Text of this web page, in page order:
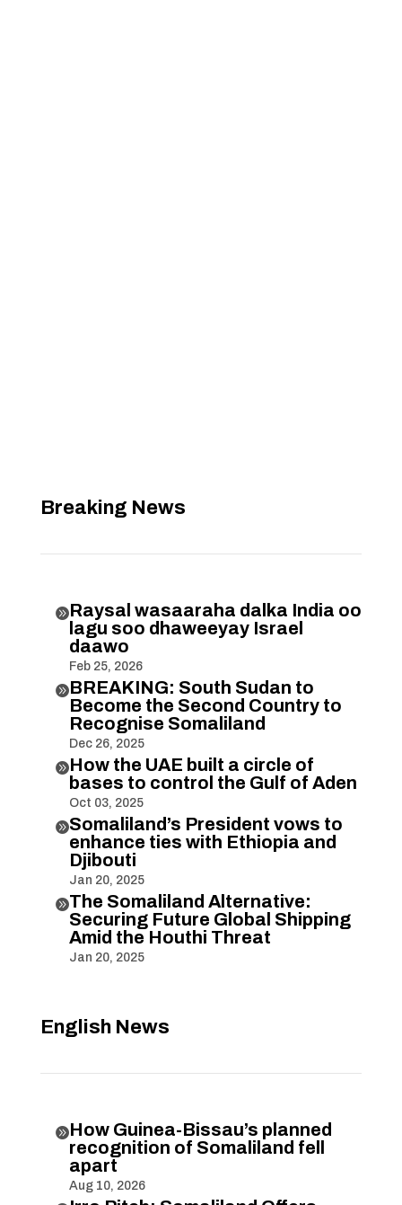
Breaking News
Raysal wasaaraha dalka India oo
lagu soo dhaweeyay Israel
daawo
Feb 25, 2026
BREAKING: South Sudan to
Become the Second Country to
Recognise Somaliland
Dec 26, 2025
How the UAE built a circle of
bases to control the Gulf of Aden
Oct 03, 2025
Somaliland’s President vows to
enhance ties with Ethiopia and
Djibouti
Jan 20, 2025
The Somaliland Alternative:
Securing Future Global Shipping
Amid the Houthi Threat
Jan 20, 2025
English News
How Guinea-Bissau’s planned
recognition of Somaliland fell
apart
Aug 10, 2026